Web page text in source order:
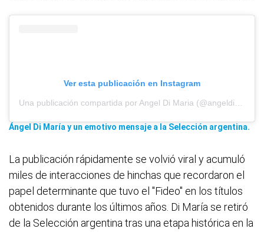
Ver esta publicación en Instagram
Ángel Di María y un emotivo mensaje a la Selección argentina.
La publicación rápidamente se volvió viral y acumuló
miles de interacciones de hinchas que recordaron el
papel determinante que tuvo el "Fideo" en los títulos
obtenidos durante los últimos años. Di María se retiró
de la Selección argentina tras una etapa histórica en la